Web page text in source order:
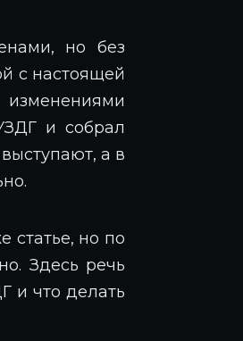
но без
с настоящей
и собрал
а в
статье, но по
Здесь речь
и что делать